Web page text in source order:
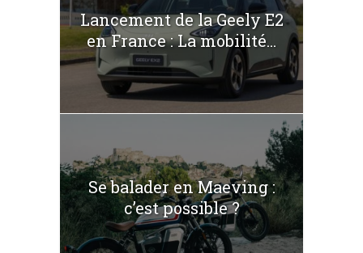
Lancement de la Geely E2
en France : La mobilité...
Se balader en Maeving :
c’est possible ?